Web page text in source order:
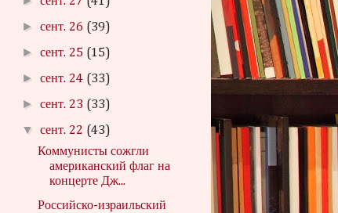
►сент. 26 (39)
►сент. 25 (15)
►сент. 24 (33)
►сент. 23 (33)
▼сент. 22 (43)
Коммунисты сожгли
американский флаг на
концерте Дж...
Российско-израильский